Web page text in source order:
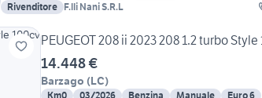
Rivenditore F.lli Nani S.R.L
PEUGEOT 208 ii 2023 208 1.2 turbo
14.448 €
Barzago (LC)
Km0 03/2026 Benzina Manuale
Euro 6